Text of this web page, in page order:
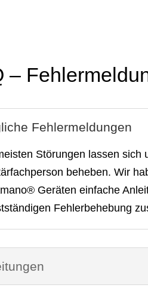
–
Fehlermeldungen
Störungen lassen sich
beheben. Wir
Geräten einfache
Fehlerbehebung